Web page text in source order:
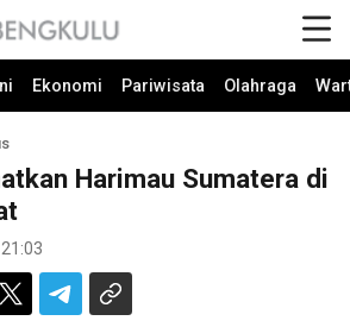
Ekonomi Pariwisata Olahraga
Harimau Sumatera di